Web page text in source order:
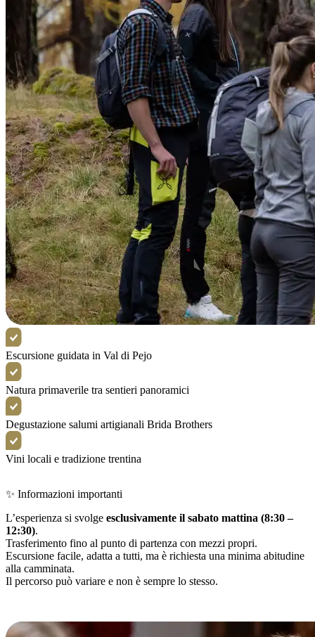
Escursione guidata in Val di Pejo
Natura primaverile tra sentieri panoramici
Degustazione salumi artigianali Brida Brothers
Vini locali e tradizione trentina
✨ Informazioni importanti
L’esperienza si svolge esclusivamente il sabato mattina (8:30 –
12:30).
Trasferimento fino al punto di partenza con mezzi propri.
Escursione facile, adatta a tutti, ma è richiesta una minima abitudine
alla camminata.
Il percorso può variare e non è sempre lo stesso.